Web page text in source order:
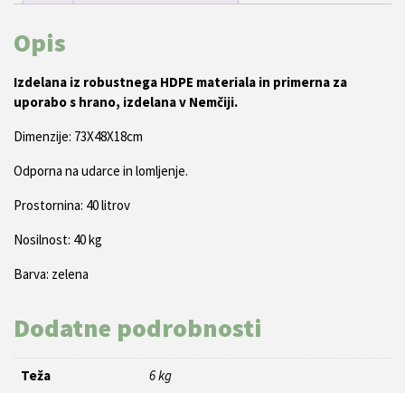
Opis
Izdelana iz robustnega HDPE materiala in primerna za
uporabo s hrano, izdelana v Nemčiji.
Dimenzije: 73X48X18cm
Odporna na udarce in lomljenje.
Prostornina: 40 litrov
Nosilnost: 40 kg
Barva: zelena
Dodatne podrobnosti
Teža 6 kg